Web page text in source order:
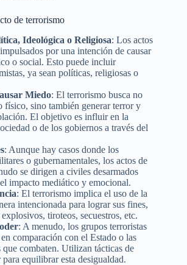
de terrorismo
Ideológica o Religiosa: Los actos
por una intención de causar
o social. Esto puede incluir
ya sean políticas, religiosas o
Miedo: El terrorismo busca no
físico, sino también generar terror y
El objetivo es influir en la
o de los gobiernos a través del
: Aunque hay casos donde los
o gubernamentales, los actos de
se dirigen a civiles desarmados
impacto mediático y emocional.
: El terrorismo implica el uso de la
intencionada para lograr sus fines,
tiroteos, secuestros, etc.
: A menudo, los grupos terroristas
comparación con el Estado o las
que combaten. Utilizan tácticas de
equilibrar esta desigualdad.